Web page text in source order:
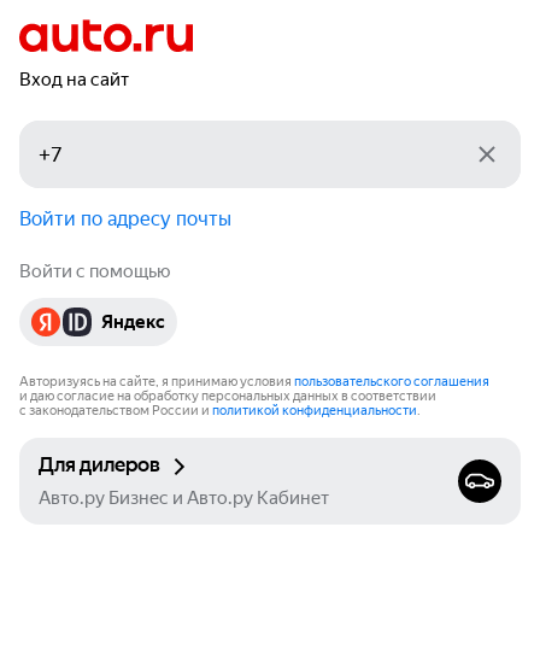
Вход на сайт
Войти по адресу почты
Войти с помощью
Яндекс
Авторизуясь на сайте, я принимаю условия пользовательского соглашения
и даю согласие на обработку персональных данных в соответствии
с законодательством России и политикой конфиденциальности.
Для дилеров
Авто.ру Бизнес и Авто.ру Кабинет